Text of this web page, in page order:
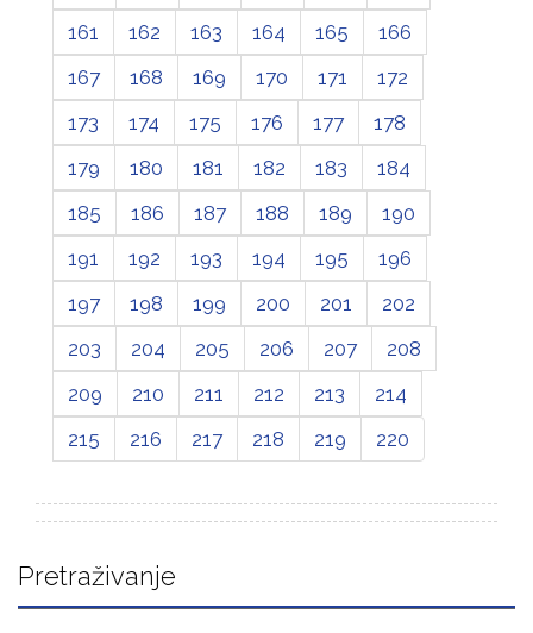
161
162 163 164 165
166
167
168 169 170 171
172
173
174 175 176 177
178
179
180 181 182 183
184
185
186 187 188 189
190
191
192 193 194 195
196
197
198 199 200 201
202
203
204 205 206 207
208
209
210 211 212 213
214
215
216 217 218 219 220
Pretraživanje